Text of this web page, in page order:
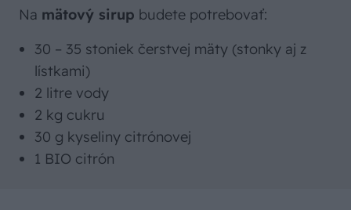
Na mätový sirup budete potrebovať:
30 – 35 stoniek čerstvej mäty (stonky aj z
lístkami)
2 litre vody
2 kg cukru
30 g kyseliny citrónovej
1 BIO citrón